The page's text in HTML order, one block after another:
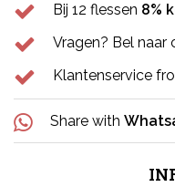
Bij 12 flessen 8%
Vragen? Bel naar
Klantenservice
Share with